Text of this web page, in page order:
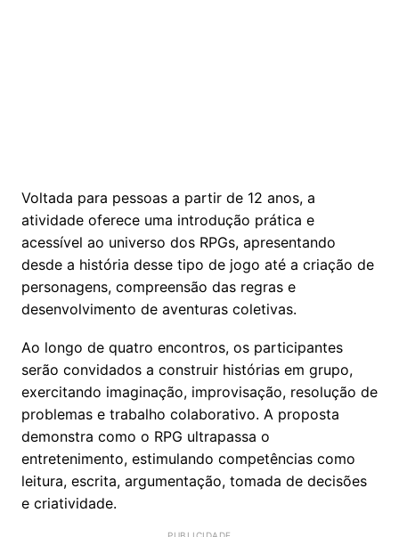
Voltada para pessoas a partir de 12 anos, a
atividade oferece uma introdução prática e
acessível ao universo dos RPGs, apresentando
desde a história desse tipo de jogo até a criação de
personagens, compreensão das regras e
desenvolvimento de aventuras coletivas.
Ao longo de quatro encontros, os participantes
serão convidados a construir histórias em grupo,
exercitando imaginação, improvisação, resolução de
problemas e trabalho colaborativo. A proposta
demonstra como o RPG ultrapassa o
entretenimento, estimulando competências como
leitura, escrita, argumentação, tomada de decisões
e criatividade.